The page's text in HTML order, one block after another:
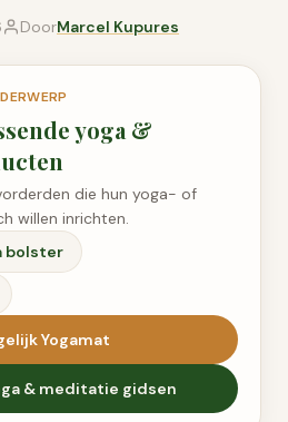
DoorMarcel Kupures
yoga &
die hun yoga- of
willen inrichten.
bolster
Yogamat
& meditatie gidsen